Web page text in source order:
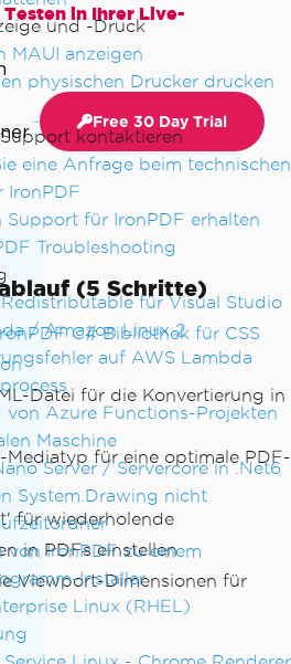
und -Druck
MAUI anzeigen
physischen Drucker drucken
kontaktieren
eine Anfrage beim technischen
IronPDF
Support für IronPDF erhalten
Troubleshooting
für Visual Studio
/ Amazon Linux 2
auf AWS Lambda
von Azure Functions-Projekten
Maschine
Server / Servercore in .Net6
System.Drawing nicht
von IronPDF zu einem
Installer
Linux (RHEL)
in Ihrer Live-
Free 30 Day Trial
(5 Schritte)
C# Bibliothek für CSS
Datei für die Konvertierung in
Mediatyp für eine optimale PDF-
für wiederholende
in PDFs einstellen
Viewport-Dimensionen für